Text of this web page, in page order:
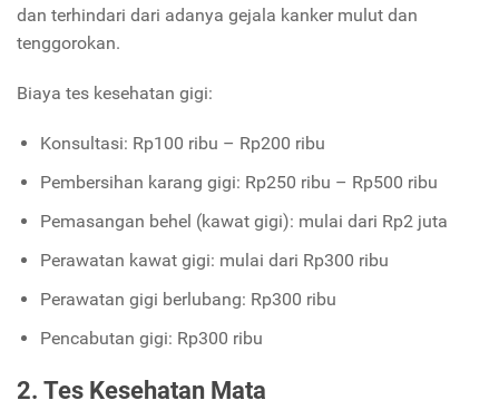
dan terhindari dari adanya gejala kanker mulut dan
tenggorokan.
Biaya tes kesehatan gigi:
Konsultasi: Rp100 ribu – Rp200 ribu
Pembersihan karang gigi: Rp250 ribu – Rp500 ribu
Pemasangan behel (kawat gigi): mulai dari Rp2 juta
Perawatan kawat gigi: mulai dari Rp300 ribu
Perawatan gigi berlubang: Rp300 ribu
Pencabutan gigi: Rp300 ribu
2. Tes Kesehatan Mata